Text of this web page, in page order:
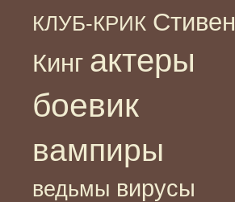
КЛУБ-КРИК Стивен
Кинг актеры
боевик
вампиры
ведьмы вирусы